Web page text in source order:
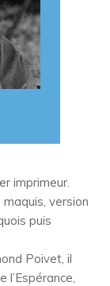
imprimeur.
maquis, version
puis
Poivet, il
l’Espérance,